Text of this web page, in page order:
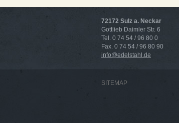
72172 Sulz a. Neckar
Gottlieb Daimler Str. 6
Tel. 0 74 54 / 96 80 0
Fax. 0 74 54 / 96 80 90
info@edelstahl.de
SITEMAP